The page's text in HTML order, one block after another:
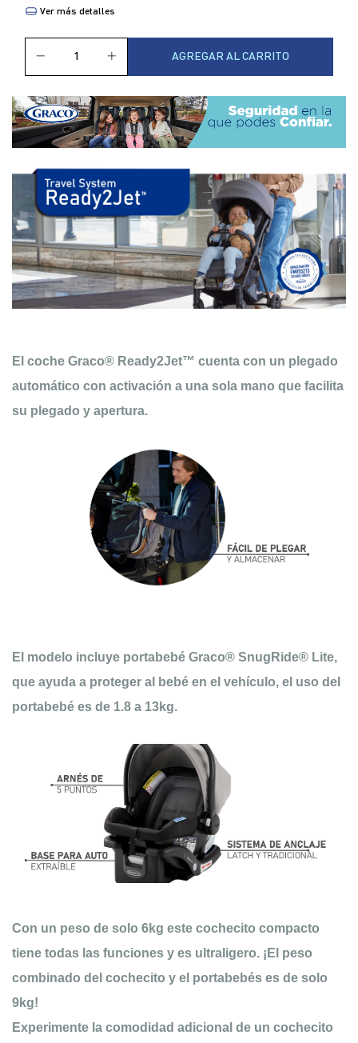
Ver más detalles
El coche Graco® Ready2Jet™ cuenta con un plegado
automático con activación a una sola mano que facilita
su plegado y apertura.
El modelo incluye portabebé Graco® SnugRide® Lite,
que ayuda a proteger al bebé en el vehículo, el uso del
portabebé es de 1.8 a 13kg.
Con un peso de solo 6kg este cochecito compacto
tiene todas las funciones y es ultraligero. ¡El peso
combinado del cochecito y el portabebés es de solo
9kg!
Experimente la comodidad adicional de un cochecito